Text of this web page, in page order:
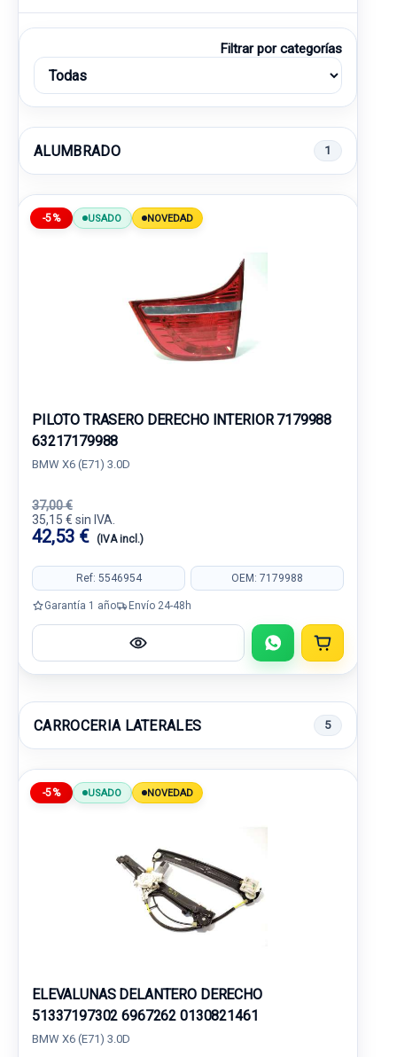
Filtrar por categorías
ALUMBRADO 1
-5% USADO NOVEDAD
PILOTO TRASERO DERECHO INTERIOR 7179988
63217179988
BMW X6 (E71) 3.0D
37,00 €
35,15 € sin IVA.
42,53 € (IVA incl.)
Ref: 5546954 OEM: 7179988
Garantía 1 año Envío 24-48h
CARROCERIA LATERALES 5
-5% USADO NOVEDAD
ELEVALUNAS DELANTERO DERECHO
51337197302 6967262 0130821461
BMW X6 (E71) 3.0D